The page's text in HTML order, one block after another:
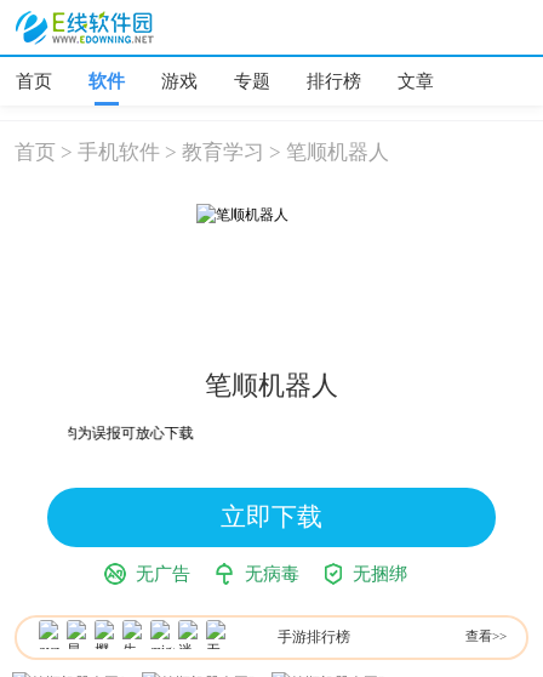
首页 软件 游戏 专题 排行榜 文章
首页 >手机软件 >教育学习 > 笔顺机器人
笔顺机器人
险，均为误报可放心下载
立即下载
无广告 无病毒 无捆绑
手游排行榜 查看>>